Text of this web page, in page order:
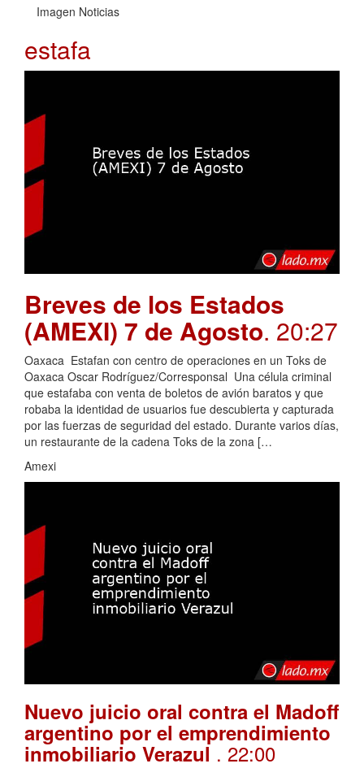
Imagen Noticias
estafa
Breves de los Estados
(AMEXI) 7 de Agosto. 20:27
Oaxaca Estafan con centro de operaciones en un Toks de
Oaxaca Oscar Rodríguez/Corresponsal Una célula criminal
que estafaba con venta de boletos de avión baratos y que
robaba la identidad de usuarios fue descubierta y capturada
por las fuerzas de seguridad del estado. Durante varios días,
un restaurante de la cadena Toks de la zona […
Amexi
Nuevo juicio oral contra el Madoff
argentino por el emprendimiento
inmobiliario Verazul . 22:00